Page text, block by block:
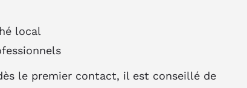
local
le premier contact, il est conseillé de